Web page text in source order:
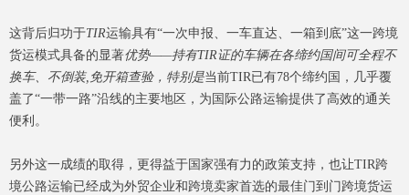
这背后归功于TIR运输具有“一次申报、一车直达、一箱到底”这一跨境
货运模式具备的显著优势——持有TIR证的车辆在各缔约国间可全程不
换车、不倒装,免开箱查验，特别是当前TIR已有78个缔约国，几乎覆
盖了“一带一路”沿线的主要地区，为国际公路运输提供了高效的通关
便利。
另外这一成绩的取得，更得益于国家强有力的政策支持，也让TIR跨
境公路运输已经成为外贸企业和跨境卖家首选的最佳门到门跨境货运